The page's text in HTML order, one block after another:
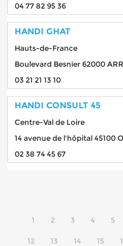
04 77 82 95 36
HANDI GHAT
Hauts-de-France
Boulevard Besnier 62000
03 21 21 13 10
HANDI CONSULT 45
Centre-Val de Loire
14 avenue de l'hôpital 45100
02 38 74 45 67
1 2 3 4 5
12 13 14 15